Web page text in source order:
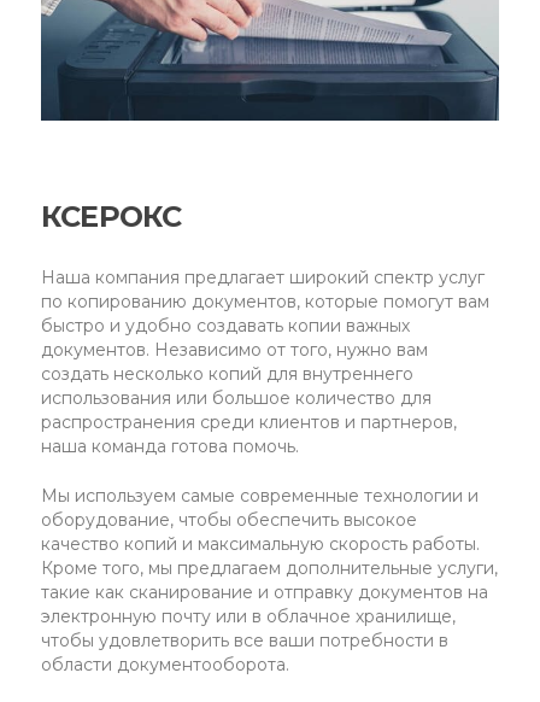
КСЕРОКС
Наша компания предлагает широкий спектр услуг
по копированию документов, которые помогут вам
быстро и удобно создавать копии важных
документов. Независимо от того, нужно вам
создать несколько копий для внутреннего
использования или большое количество для
распространения среди клиентов и партнеров,
наша команда готова помочь.
Мы используем самые современные технологии и
оборудование, чтобы обеспечить высокое
качество копий и максимальную скорость работы.
Кроме того, мы предлагаем дополнительные услуги,
такие как сканирование и отправку документов на
электронную почту или в облачное хранилище,
чтобы удовлетворить все ваши потребности в
области документооборота.